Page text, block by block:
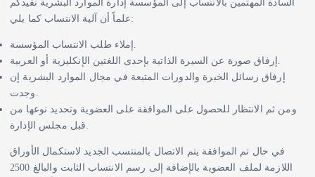
السادة المهتمين بالانتساب إلى المؤسسة إدارة الموارد البشرية نفيدكم
علماً أن آلية الانتساب كما يلي:
إرفاق رسائل الخبرة والدورات المتبعة في مجال الموارد البشرية إن
ومن ثم الانتظار للحصول على الموافقة على العضوية وتحديد نوعها من
في حال تم الموافقة يتم الاتصال بالمنتسب الجديد لاستكمال الأوراق
اللازمة لملف العضوية بالإضافة إلى رسم الانتساب الثابت والبالغ 2500